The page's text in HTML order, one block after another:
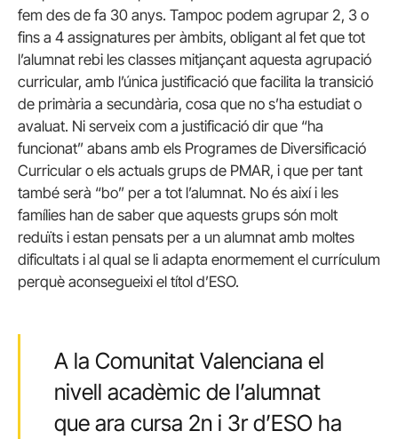
fem des de fa 30 anys. Tampoc podem agrupar 2, 3 o
fins a 4 assignatures per àmbits, obligant al fet que tot
l’alumnat rebi les classes mitjançant aquesta agrupació
curricular, amb l’única justificació que facilita la transició
de primària a secundària, cosa que no s’ha estudiat o
avaluat. Ni serveix com a justificació dir que “ha
funcionat” abans amb els Programes de Diversificació
Curricular o els actuals grups de PMAR, i que per tant
també serà “bo” per a tot l’alumnat. No és així i les
famílies han de saber que aquests grups són molt
reduïts i estan pensats per a un alumnat amb moltes
dificultats i al qual se li adapta enormement el currículum
perquè aconsegueixi el títol d’ESO.
A la Comunitat Valenciana el
nivell acadèmic de l’alumnat
que ara cursa 2n i 3r d’ESO ha